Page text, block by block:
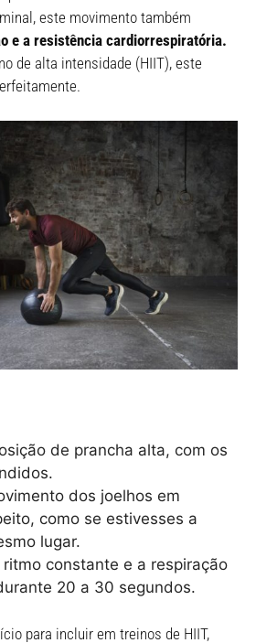
este movimento também
e a resistência cardiorrespiratória.
de alta intensidade (HIIT), este
de prancha alta, com os
dos joelhos em
como se estivesses a
lugar.
constante e a respiração
20 a 30 segundos.
para incluir em treinos de HIIT,